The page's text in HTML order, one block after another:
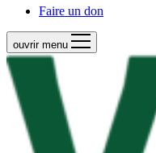
Faire un don
ouvrir menu